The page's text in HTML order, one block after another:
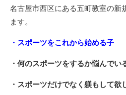
名古屋市西区にある五町教室の新
ます。
・スポーツをこれから始める子
・何のスポーツをするか悩んでい
・スポーツだけでなく躾もして欲